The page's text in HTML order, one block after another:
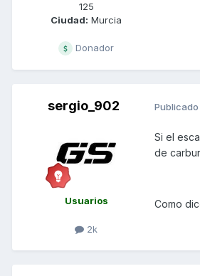
125
Ciudad: Murcia
Donador
sergio_902
Usuarios
2k
Publicado
Si el
de
Como